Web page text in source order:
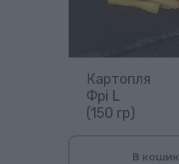
Картопля
Фрі L
(150 гр)
В кошик